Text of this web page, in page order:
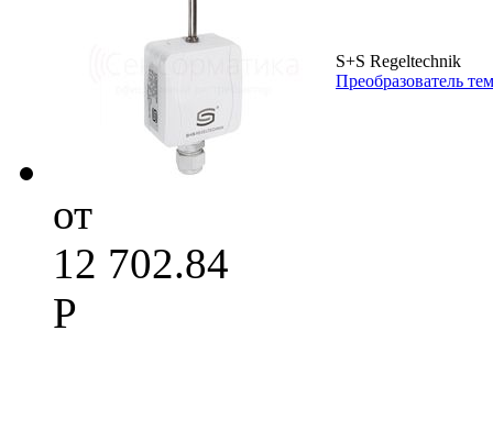
S+S Regeltechnik
Преобразователь
от
12 702.84
Р